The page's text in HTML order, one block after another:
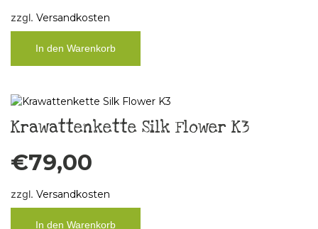
zzgl. Versandkosten
In den Warenkorb
Krawattenkette Silk Flower K3
€79,00
zzgl. Versandkosten
In den Warenkorb